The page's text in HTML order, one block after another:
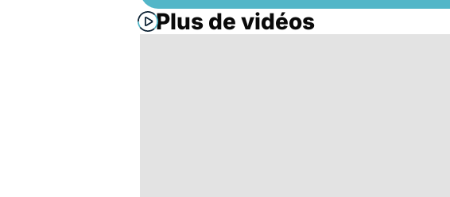
Plus de vidéos